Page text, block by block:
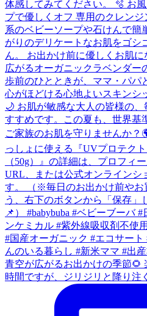
青空が広がるお出かけの季節🌻
時間ですが、ジリジリと降り注